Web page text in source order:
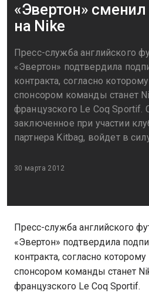
«Эвертон»
на Nike
Пресс-служба английского
«Эвертон» подтвердила
контракта, согласно
спонсором команды станет
французского Le Coq Sportif.
заключенное при участии
партнера Kitbag, войдет в
30 марта 2012
Пресс-служба английского
«Эвертон» подтвердила
контракта, согласно
спонсором команды станет
французского Le Coq Sportif.